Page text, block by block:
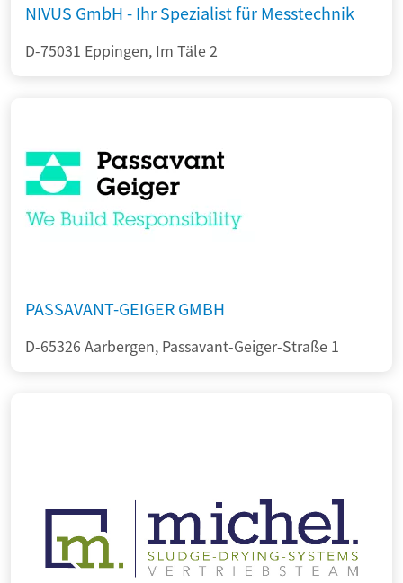
NIVUS GmbH - Ihr Spezialist für Messtechnik
D-75031 Eppingen, Im Täle 2
PASSAVANT-GEIGER GMBH
D-65326 Aarbergen, Passavant-Geiger-Straße 1